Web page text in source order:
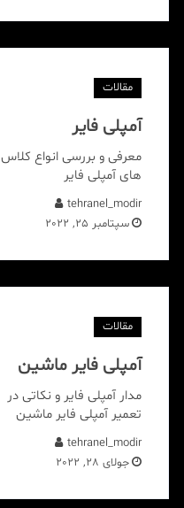
مقالات
آمپلی فایر
معرفی و بررسی انواع کلاس
های آمپلی فایر
tehranel_modir
سپتامبر 25, 2022
مقالات
آمپلی فایر ماشین
مدار آمپلی فایر و نکاتی در
تعمیر آمپلی فایر ماشین
tehranel_modir
جولای 28, 2022